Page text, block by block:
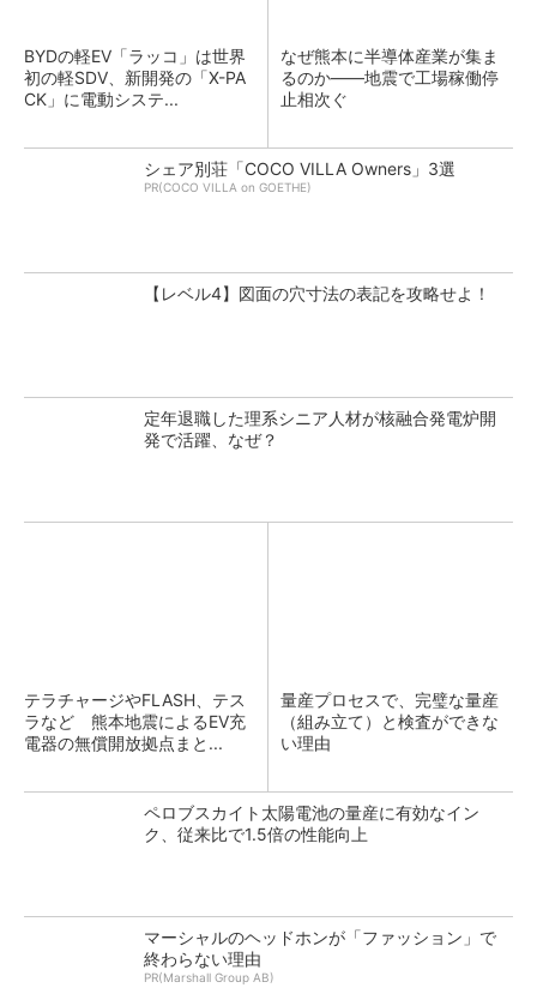
BYDの軽EV「ラッコ」は世界
初の軽SDV、新開発の「X-PA
CK」に電動システ...
なぜ熊本に半導体産業が集ま
るのか――地震で工場稼働停
止相次ぐ
シェア別荘「COCO VILLA Owners」3選
PR(COCO VILLA on GOETHE)
【レベル4】図面の穴寸法の表記を攻略せよ！
定年退職した理系シニア人材が核融合発電炉開
発で活躍、なぜ？
テラチャージやFLASH、テス
ラなど 熊本地震によるEV充
電器の無償開放拠点まと...
量産プロセスで、完璧な量産
（組み立て）と検査ができな
い理由
ペロブスカイト太陽電池の量産に有効なイン
ク、従来比で1.5倍の性能向上
マーシャルのヘッドホンが「ファッション」で
終わらない理由
PR(Marshall Group AB)